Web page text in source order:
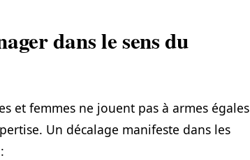
dans le sens du
et femmes ne jouent pas à armes égales
Un décalage manifeste dans les